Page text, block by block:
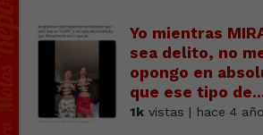
Yo mientras
sea delito, no
opongo en
que ese tipo
1kvistas | hace 4